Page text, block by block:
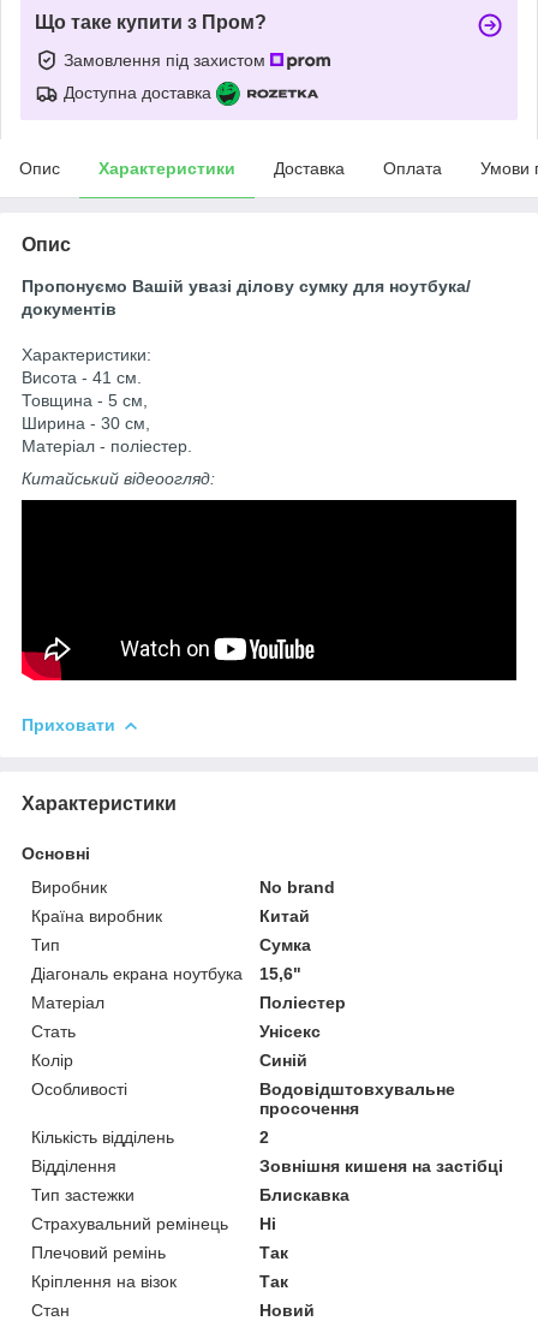
Що таке купити з Пром?
Замовлення під захистом
Доступна доставка
Опис Характеристики Доставка Оплата Умови
Опис
Пропонуємо Вашій увазі ділову сумку для ноутбука/
документів
Характеристики:
Висота - 41 см.
Товщина - 5 см,
Ширина - 30 см,
Матеріал - поліестер.
Китайський відеоогляд:
Приховати
Характеристики
Основні
Виробник
No brand
Країна виробник
Китай
Тип
Сумка
Діагональ екрана ноутбука
15,6"
Матеріал
Поліестер
Стать
Унісекс
Колір
Синій
Особливості
Водовідштовхувальне
просочення
Кількість відділень
2
Відділення
Зовнішня кишеня на застібці
Тип застежки
Блискавка
Страхувальний ремінець
Ні
Плечовий ремінь
Так
Кріплення на візок
Так
Стан
Новий